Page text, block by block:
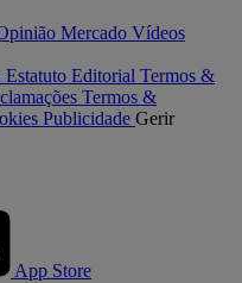
Mercado Vídeos
Estatuto Editorial Termos &
Termos &
Publicidade Gerir
App Store